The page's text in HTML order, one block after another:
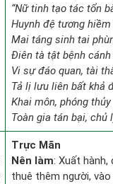
“Nữ tinh tạo tác tổn
Huynh đệ tương
Mai táng sinh tai
Điên tà tật bệnh cánh
Vi sự đáo quan, tài
Tả lị lưu liên bất khả
Khai môn, phóng
Toàn gia tán bại, chủ
Trực Mãn
Nên làm: Xuất hành,
thuê thêm người,